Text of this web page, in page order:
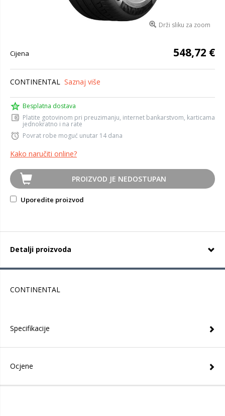
Drži sliku za zoom
Cijena 548,72 €
CONTINENTAL Saznaj više
Besplatna dostava
Platite gotovinom pri preuzimanju, internet bankarstvom, karticama
jednokratno i na rate
Povrat robe moguć unutar 14 dana
Kako naručiti online?
PROIZVOD JE NEDOSTUPAN
Uporedite proizvod
Detalji proizvoda
CONTINENTAL
Specifikacije
Ocjene